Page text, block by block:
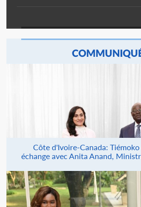
Côte d'Ivoire-Canada:
échange avec Anita Anand,